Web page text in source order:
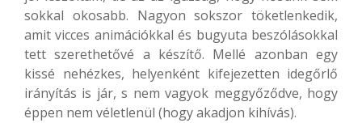
sokkal okosabb. Nagyon sokszor töketlenkedik,
amit vicces animációkkal és bugyuta beszólásokkal
tett szerethetővé a készítő. Mellé azonban egy
kissé nehézkes, helyenként kifejezetten idegőrlő
irányítás is jár, s nem vagyok meggyőződve, hogy
éppen nem véletlenül (hogy akadjon kihívás).